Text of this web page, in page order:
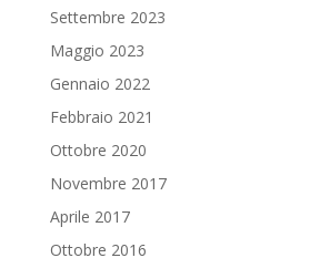
Settembre 2023
Maggio 2023
Gennaio 2022
Febbraio 2021
Ottobre 2020
Novembre 2017
Aprile 2017
Ottobre 2016